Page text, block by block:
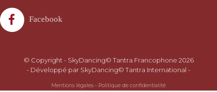
Facebook
© Copyright - SkyDancing© Tantra Francophone 2026
- Développé par SkyDancing© Tantra International -
Mentions légales - Politique de confidentialité